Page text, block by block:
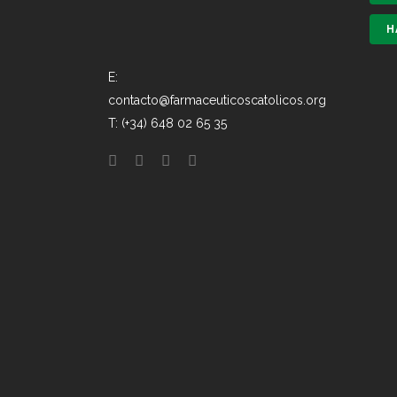
E:
contacto@farmaceuticoscatolicos.org
T: (+34) 648 02 65 35